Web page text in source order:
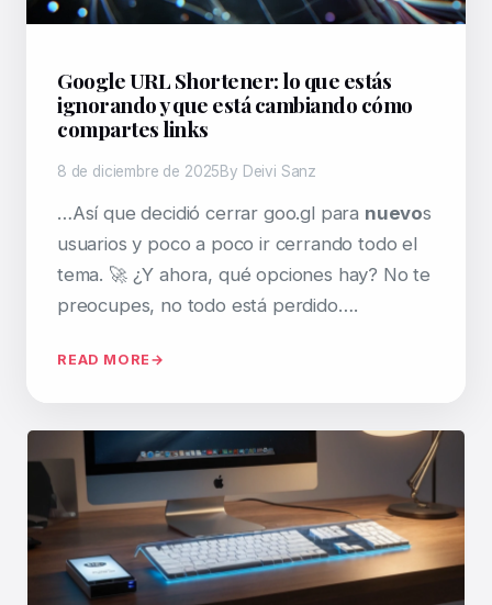
Google URL Shortener: lo que estás
ignorando y que está cambiando cómo
compartes links
8 de diciembre de 2025By Deivi Sanz
…Así que decidió cerrar goo.gl para nuevos
usuarios y poco a poco ir cerrando todo el
tema. 🚀 ¿Y ahora, qué opciones hay? No te
preocupes, no todo está perdido….
READ MORE